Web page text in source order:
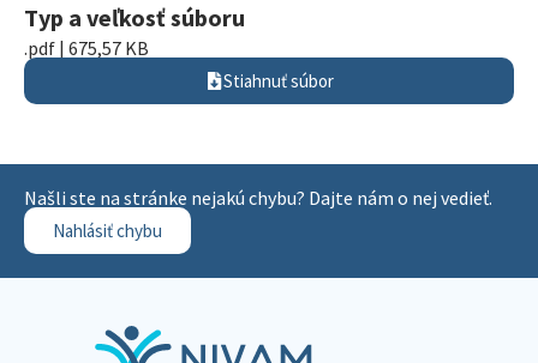
Typ a veľkosť súboru
.pdf | 675,57 KB
Stiahnuť súbor
Našli ste na stránke nejakú chybu? Dajte nám o nej vedieť.
Nahlásiť chybu